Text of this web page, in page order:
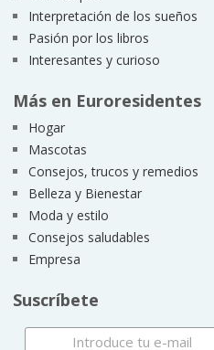
Interpretación de los sueños
Pasión por los libros
Interesantes y curioso
Más en Euroresidentes
Hogar
Mascotas
Consejos, trucos y remedios
Belleza y Bienestar
Moda y estilo
Consejos saludables
Empresa
Suscríbete